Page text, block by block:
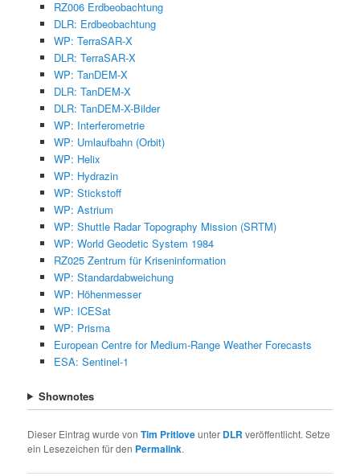
RZ006 Erdbeobachtung
DLR: Erdbeobachtung
WP: TerraSAR-X
DLR: TerraSAR-X
WP: TanDEM-X
DLR: TanDEM-X
DLR: TanDEM-X-Bilder
WP: Interferometrie
WP: Umlaufbahn (Orbit)
WP: Helix
WP: Hydrazin
WP: Stickstoff
WP: Astrium
WP: Shuttle Radar Topography Mission (SRTM)
WP: World Geodetic System 1984
RZ025 Zentrum für Kriseninformation
WP: Standardabweichung
WP: Höhenmesser
WP: ICESat
WP: Prisma
European Centre for Medium-Range Weather Forecasts
ESA: Sentinel-1
Shownotes
Dieser Eintrag wurde vonTim Pritloveunter DLR veröffentlicht. Setze
ein Lesezeichen für den Permalink.